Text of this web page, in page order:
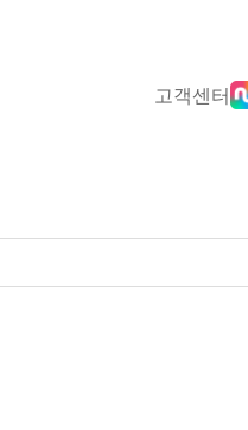
고객센터